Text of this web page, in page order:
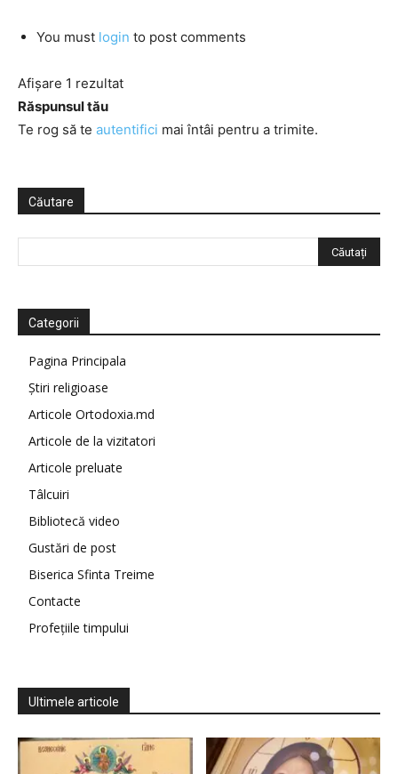
You must login to post comments
Afișare 1 rezultat
Răspunsul tău
Te rog să te autentifici mai întâi pentru a trimite.
Căutare
Categorii
Pagina Principala
Știri religioase
Articole Ortodoxia.md
Articole de la vizitatori
Articole preluate
Tâlcuiri
Bibliotecă video
Gustări de post
Biserica Sfinta Treime
Contacte
Profețiile timpului
Ultimele articole